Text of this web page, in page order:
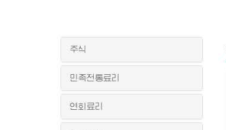
주식
민족전통료리
연회료리